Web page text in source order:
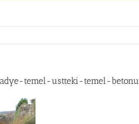
temel-ustteki-temel-betonu